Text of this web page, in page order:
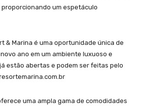
um espetáculo
& Marina é uma oportunidade única de
ano em um ambiente luxuoso e
estão abertas e podem ser feitas pelo
uma ampla gama de comodidades